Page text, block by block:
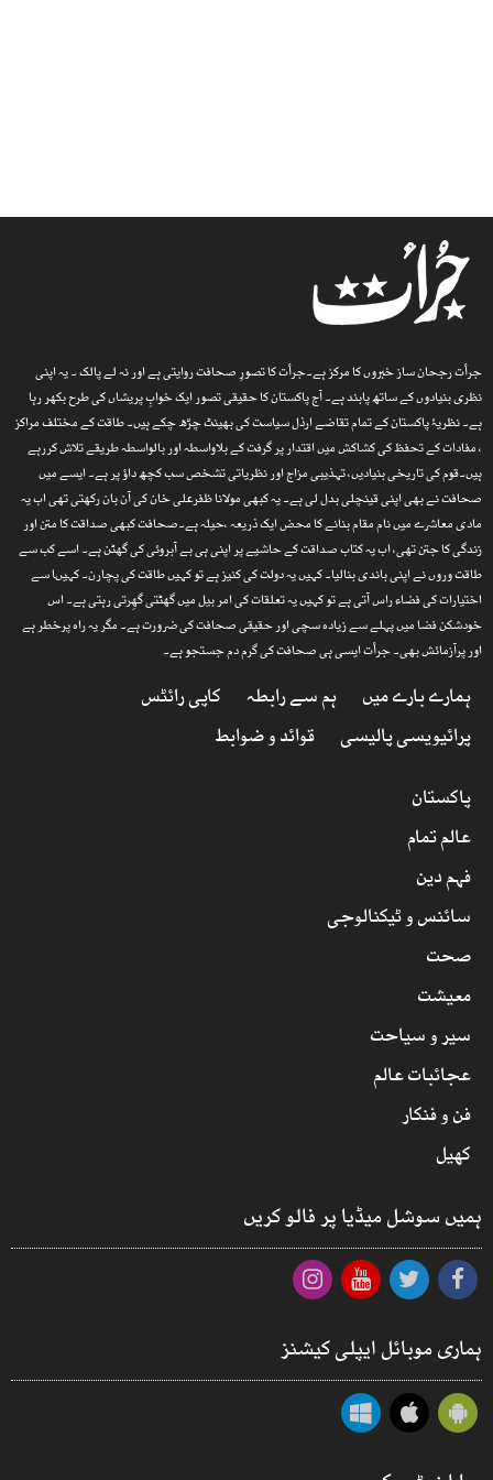
جرأت رجحان ساز خبروں کا مرکز ہے۔جرأت کا تصورِ صحافت روایتی ہے اور نہ لے پالک ۔ یہ اپنی
نظری بنیادوں کے ساتھ پابند ہے۔ آج پاکستان کا حقیقی تصور ایک خوابِ پریشاں کی طرح بکھر رہا
ہے۔ نظریۂ پاکستان کے تمام تقاضے ارذل سیاست کی بھینٹ چڑھ چکے ہیں۔ طاقت کے مختلف مراکز
، مفادات کے تحفظ کی کشاکش میں اقتدار پر گرفت کے بلاواسطہ اور بالواسطہ طریقے تلاش کررہے
ہیں۔قوم کی تاریخی بنیادیں، تہذیبی مزاج اور نظریاتی تشخص سب کچھ داؤ پر ہے۔ ایسے میں
صحافت نے بھی اپنی قینچلی بدل لی ہے۔ یہ کبھی مولانا ظفرعلی خان کی آن بان رکھتی تھی اب یہ
مادی معاشرے میں نام مقام بنانے کا محض ایک ذریعہ ،حیلہ ہے۔صحافت کبھی صداقت کا متن اور
زندگی کا جتن تھی، اب یہ کتاب صداقت کے حاشیے پر اپنی ہی بے آبروئی کی گھٹن ہے۔ اسے کب سے
طاقت وروں نے اپنی باندی بنالیا۔ کہیں یہ دولت کی کنیز ہے تو کہیں طاقت کی پچارن۔ کہیںا سے
اختیارات کی فضاء راس آتی ہے تو کہیں یہ تعلقات کی امر بیل میں گھٹتی گھِرتی رہتی ہے۔ اس
خودشکن فضا میں پہلے سے زیادہ سچی اور حقیقی صحافت کی ضرورت ہے۔ مگر یہ راہ پرخطر ہے
اور پرآزمائش بھی۔ جرأت ایسی ہی صحافت کی گرم دم جستجو ہے۔
ہمارے بارے میں ہم سے رابطہ
کاپی رائٹس
پرائیویسی پالیسی
قوائد و ضوابط
پاکستان
عالم تمام
فہم دین
سائنس و ٹیکنالوجی
صحت
معیشت
سیر و سیاحت
عجائبات عالم
فن و فنکار
کھیل
ہمیں سوشل میڈیا پر فالو کریں
ہماری موبائل ایپلی کیشنز